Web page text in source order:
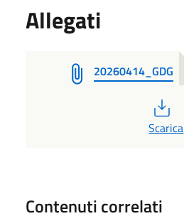
Allegati
20260414_GDG
PDF
Scarica
Contenuti correlati